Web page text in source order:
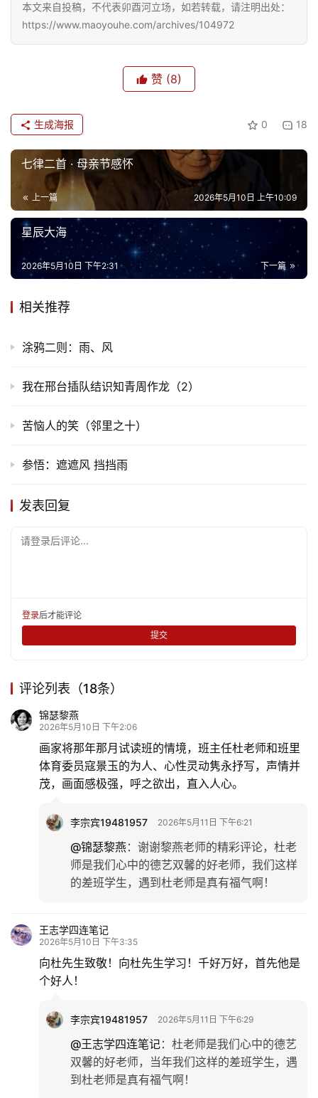
首
文
化
生
感
旅
儿
娱
更
登录
本文来自投稿，不代表卯酉河立场，如若转载，请注明出处：
https://www.maoyouhe.com/archives/104972
赞 (8)
0 18
生成海报
七律二首 · 母亲节感怀
上一篇 2026年5月10日 上午10:09
星辰大海
下一篇
2026年5月10日 下午2:31
相关推荐
涂鸦二则：雨、风
我在邢台插队结识知青周作龙（2）
苦恼人的笑（邻里之十）
参悟：遮遮风 挡挡雨
发表回复
请登录后评论...
登录后才能评论
提交
评论列表（18条）
锦瑟黎燕
2026年5月10日 下午2:06
画家将那年那月试读班的情境，班主任杜老师和班里
体育委员寇景玉的为人、心性灵动隽永抒写，声情并
茂，画面感极强，呼之欲出，直入人心。
李宗宾19481957 2026年5月11日 下午6:21
@锦瑟黎燕： 谢谢黎燕老师的精彩评论，杜老
师是我们心中的德艺双馨的好老师，我们这样
的差班学生，遇到杜老师是真有福气啊！
王志学四连笔记
2026年5月10日 下午3:35
向杜先生致敬！向杜先生学习！千好万好，首先他是
个好人！
李宗宾19481957 2026年5月11日 下午6:29
@王志学四连笔记： 杜老师是我们心中的德艺
双馨的好老师，当年我们这样的差班学生，遇
到杜老师是真有福气啊！